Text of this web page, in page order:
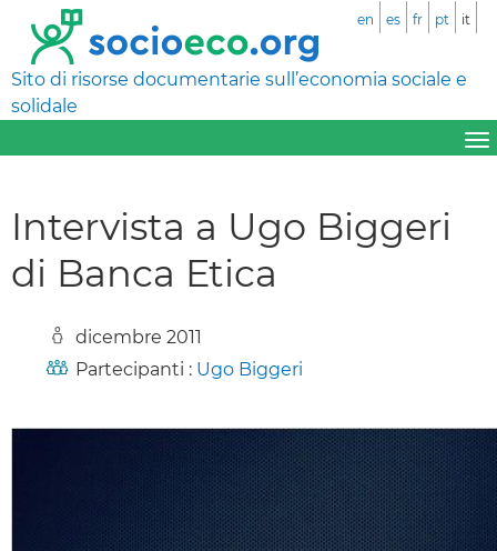
Sito di risorse documentarie sull’economia sociale e
solidale
en es fr pt it
Intervista a Ugo Biggeri
di Banca Etica
dicembre 2011
Partecipanti : Ugo Biggeri